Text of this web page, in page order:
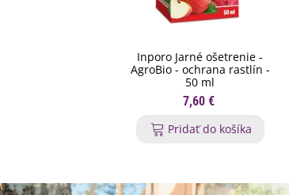
Inporo Jarné ošetrenie -
AgroBio - ochrana rastlín -
50 ml
7,60 €
Pridať do košíka